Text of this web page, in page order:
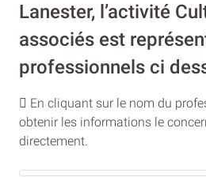
Lanester, l’activité
associés est
professionnels ci
En cliquant sur le nom du
obtenir les informations le
directement.